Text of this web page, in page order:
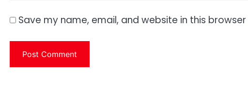
Save my name, email, and website in this